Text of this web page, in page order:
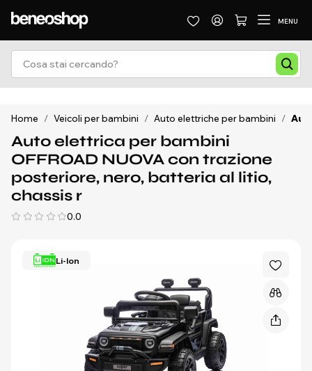
MENU
Home / Veicoli per bambini / Auto elettriche per bambini /
Auto elettrica per bambini
OFFROAD NUOVA con trazione
posteriore, nero, batteria al litio,
chassis r
0.0
Li-Ion